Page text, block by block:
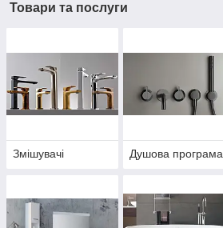
Товари та послуги
Змішувачі Душова програма